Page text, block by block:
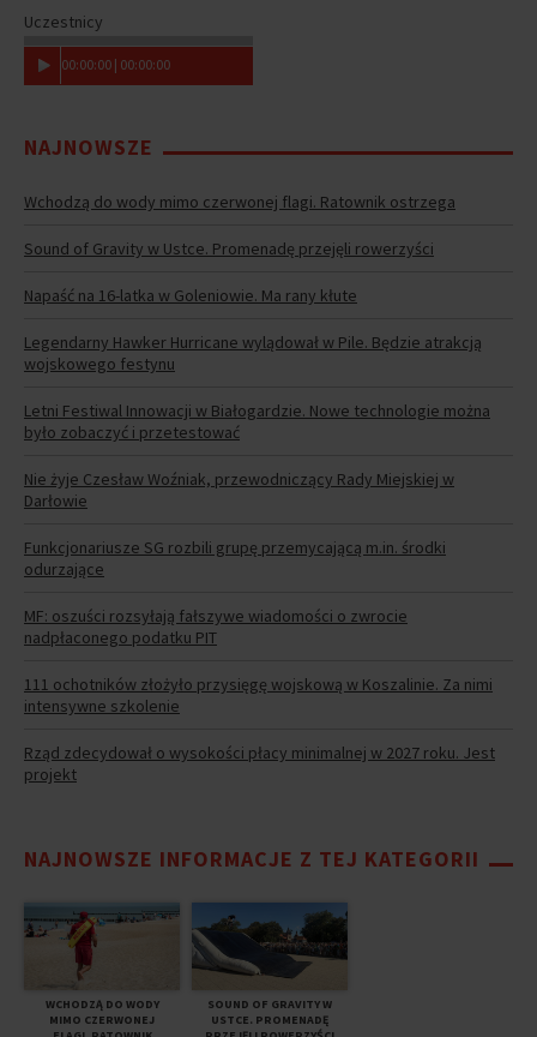
Uczestnicy
00:00:00 | 00:00:00
NAJNOWSZE
Wchodzą do wody mimo czerwonej flagi. Ratownik ostrzega
Sound of Gravity w Ustce. Promenadę przejęli rowerzyści
Napaść na 16-latka w Goleniowie. Ma rany kłute
Legendarny Hawker Hurricane wylądował w Pile. Będzie atrakcją
wojskowego festynu
Letni Festiwal Innowacji w Białogardzie. Nowe technologie można
było zobaczyć i przetestować
Nie żyje Czesław Woźniak, przewodniczący Rady Miejskiej w
Darłowie
Funkcjonariusze SG rozbili grupę przemycającą m.in. środki
odurzające
MF: oszuści rozsyłają fałszywe wiadomości o zwrocie
nadpłaconego podatku PIT
111 ochotników złożyło przysięgę wojskową w Koszalinie. Za nimi
intensywne szkolenie
Rząd zdecydował o wysokości płacy minimalnej w 2027 roku. Jest
projekt
NAJNOWSZE INFORMACJE Z TEJ KATEGORII
WCHODZĄ DO WODY
MIMO CZERWONEJ
SOUND OF GRAVITY W
USTCE. PROMENADĘ